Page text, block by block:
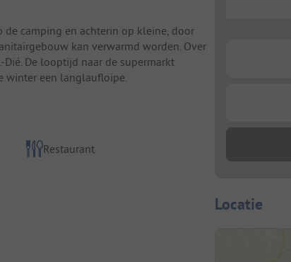
camping en achterin op kleine, door
kan verwarmd worden. Over
De looptijd naar de supermarkt
winter een langlaufloipe.
Restaurant
Locatie